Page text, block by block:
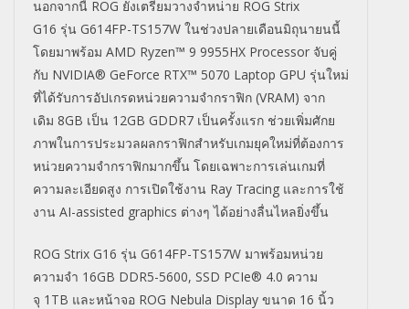
นอกจากนี้ ROG ยังเตรียมวางจำหน่าย ROG Strix
G16 รุ่น G614FP-TS157W ในช่วงปลายเดือนมิถุนายนนี้
โดยมาพร้อม AMD Ryzen™ 9 9955HX Processor จับคู่
กับ NVIDIA® GeForce RTX™ 5070 Laptop GPU รุ่นใหม่
ที่ได้รับการอัปเกรดหน่วยความจำกราฟิก (VRAM) จาก
เดิม 8GB เป็น 12GB GDDR7 เป็นครั้งแรก ช่วยเพิ่มศักย
ภาพในการประมวลผลกราฟิกสำหรับเกมยุคใหม่ที่ต้องการ
หน่วยความจำกราฟิกมากขึ้น โดยเฉพาะการเล่นเกมที่
ความละเอียดสูง การเปิดใช้งาน Ray Tracing และการใช้
งาน AI-assisted graphics ต่างๆ ได้อย่างลื่นไหลยิ่งขึ้น
ROG Strix G16 รุ่น G614FP-TS157W มาพร้อมหน่วย
ความจำ 16GB DDR5-5600, SSD PCIe® 4.0 ความ
จุ 1TB และหน้าจอ ROG Nebula Display ขนาด 16 นิ้ว